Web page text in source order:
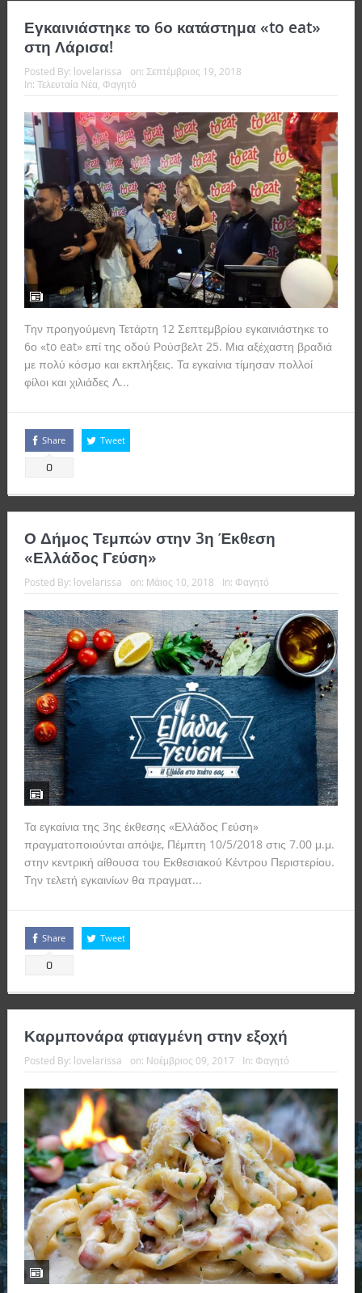
Εγκαινιάστηκε το 6ο κατάστημα «to eat»
στη Λάρισα!
Posted By: lovelarissa on: Σεπτέμβριος 19, 2018
In: Τελευταία Νέα, Φαγητό
Την προηγούμενη Τετάρτη 12 Σεπτεμβρίου εγκαινιάστηκε το
6ο «to eat» επί της οδού Ρούσβελτ 25. Μια αξέχαστη βραδιά
με πολύ κόσμο και εκπλήξεις. Τα εγκαίνια τίμησαν πολλοί
φίλοι και χιλιάδες Λ...
Share
0
Tweet
Ο Δήμος Τεμπών στην 3η Έκθεση
«Ελλάδος Γεύση»
Posted By: lovelarissa on: Μάιος 10, 2018 In: Φαγητό
Τα εγκαίνια της 3ης έκθεσης «Ελλάδος Γεύση»
πραγματοποιούνται απόψε, Πέμπτη 10/5/2018 στις 7.00 μ.μ.
στην κεντρική αίθουσα του Εκθεσιακού Κέντρου Περιστερίου.
Την τελετή εγκαινίων θα πραγματ...
Share
0
Tweet
Καρμπονάρα φτιαγμένη στην εξοχή
Posted By: lovelarissa on: Νοέμβριος 09, 2017 In: Φαγητό